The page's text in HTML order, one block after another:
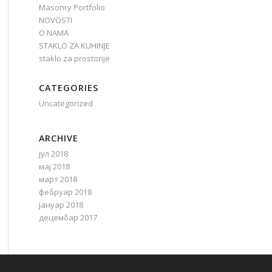
Masonry Portfolio
NOVOSTI
O NAMA
STAKLO ZA KUHINJE
staklo za prostorije
CATEGORIES
Uncategorized
ARCHIVE
јул 2018
мај 2018
март 2018
фебруар 2018
јануар 2018
децембар 2017